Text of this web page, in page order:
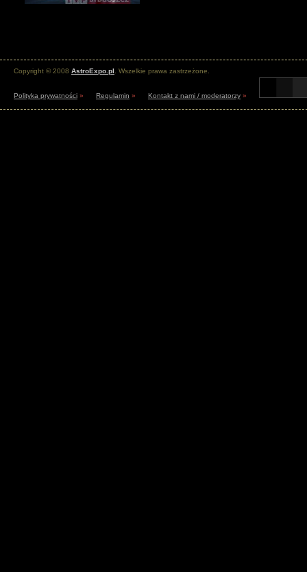
Copyright © 2008 AstroExpo.pl . Wszelkie prawa zastrzeżone.
Polityka prywatności » Regulamin » Kontakt z nami / moderatorzy »